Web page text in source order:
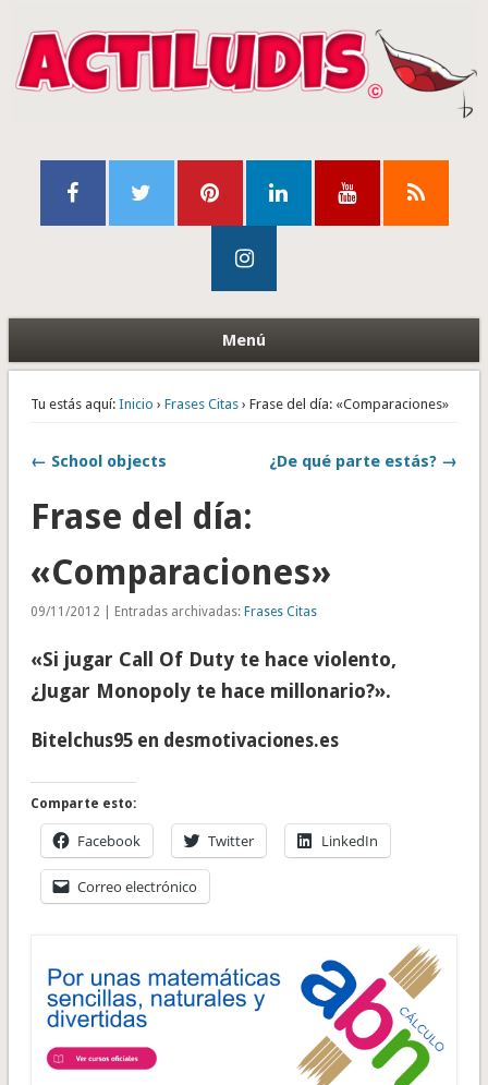
Menú
Tu estás aquí: Inicio › Frases Citas› Frase del día: «Comparaciones»
← School objects ¿De qué parte estás? →
Frase del día:
«Comparaciones»
09/11/2012 | Entradas archivadas: Frases Citas
«Si jugar Call Of Duty te hace violento,
¿Jugar Monopoly te hace millonario?».
Bitelchus95 en desmotivaciones.es
Comparte esto:
Facebook Twitter LinkedIn
Correo electrónico